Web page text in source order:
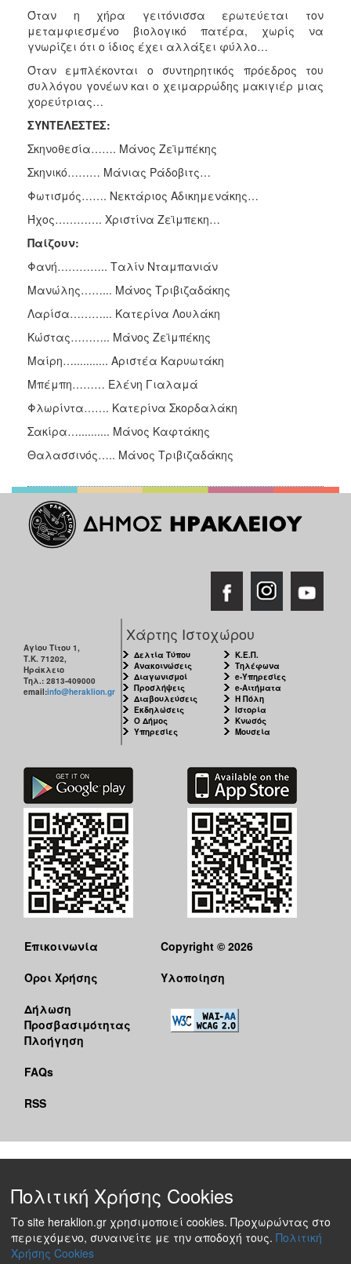
Όταν η χήρα γειτόνισσα ερωτεύεται τον
μεταμφιεσμένο βιολογικό πατέρα, χωρίς να
γνωρίζει ότι ο ίδιος έχει αλλάξει φύλλο…
Όταν εμπλέκονται ο συντηρητικός πρόεδρος του
συλλόγου γονέων και ο χειμαρρώδης μακιγιέρ μιας
χορεύτριας…
ΣΥΝΤΕΛΕΣΤΕΣ:
Σκηνοθεσία……. Μάνος Ζεϊμπέκης
Σκηνικό……… Μάνιας Ράδοβιτς…
Φωτισμός……. Νεκτάριος Αδικημενάκης…
Ήχος…………. Χριστίνα Ζεϊμπεκη…
Παίζουν:
Φανή………….. Ταλίν Νταμπανιάν
Μανώλης……... Μάνος Τριβιζαδάκης
Λαρίσα………... Κατερίνα Λουλάκη
Κώστας……….. Μάνος Ζεϊμπέκης
Μαίρη…........... Αριστέα Καρυωτάκη
Μπέμπη……… Ελένη Γιαλαμά
Φλωρίντα……. Κατερίνα Σκορδαλάκη
Σακίρα….......... Μάνος Καφτάκης
Θαλασσινός….. Μάνος Τριβιζαδάκης
Αγίου Τίτου 1,
Τ.Κ. 71202,
Ηράκλειο
Τηλ.: 2813-409000
email:info@heraklion.gr
Χάρτης Ιστοχώρου
Δελτία Τύπου
Ανακοινώσεις
Διαγωνισμοί
Προσλήψεις
Διαβουλεύσεις
Εκδηλώσεις
Ο Δήμος
Υπηρεσίες
Κ.Ε.Π.
Τηλέφωνα
e-Υπηρεσίες
e-Αιτήματα
Η Πόλη
Ιστορία
Κνωσός
Μουσεία
Επικοινωνία
Όροι Χρήσης
Δήλωση
Προσβασιμότητας
Πλοήγηση
FAQs
RSS
Copyright © 2026
Υλοποίηση
Πολιτική Χρήσης Cookies
Το site heraklion.gr χρησιμοποιεί cookies. Προχωρώντας στο
περιεχόμενο, συναινείτε με την αποδοχή τους. Πολιτική
Χρήσης Cookies